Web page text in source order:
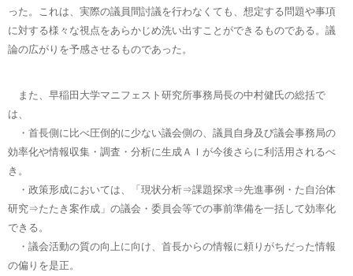
った。これは、実際の議員間討議を行わなくても、想定する問題や事項
に対する様々な視点をあらかじめ洗い出すことができるものである。議
論の広がりを予感させるものであった。
また、早稲田大学マニフェスト研究所事務局長の中村健氏の総括で
は、
・首長側に比べ圧倒的に少ない議会側の、議員自身及び議会事務局の
効率化や情報収集・調査・分析に生成ＡＩが今後さらに利活用されるべ
き。
・政策形成においては、「現状分析⇒課題探求⇒先進事例・た自治体
研究⇒たたき案作成」の議会・委員会等での事前準備を一括して効率化
できる。
・議会活動の質の向上に向け、首長からの情報に頼りがちだった情報
の偏りを是正。